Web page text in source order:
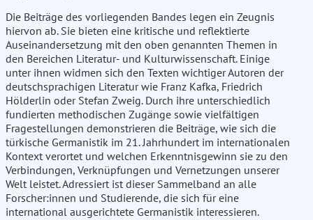
Die Beiträge des vorliegenden Bandes legen ein Zeugnis
hiervon ab. Sie bieten eine kritische und reflektierte
Auseinandersetzung mit den oben genannten Themen in
den Bereichen Literatur- und Kulturwissenschaft. Einige
unter ihnen widmen sich den Texten wichtiger Autoren der
deutschsprachigen Literatur wie Franz Kafka, Friedrich
Hölderlin oder Stefan Zweig. Durch ihre unterschiedlich
fundierten methodischen Zugänge sowie vielfältigen
Fragestellungen demonstrieren die Beiträge, wie sich die
türkische Germanistik im 21. Jahrhundert im internationalen
Kontext verortet und welchen Erkenntnisgewinn sie zu den
Verbindungen, Verknüpfungen und Vernetzungen unserer
Welt leistet. Adressiert ist dieser Sammelband an alle
Forscher:innen und Studierende, die sich für eine
international ausgerichtete Germanistik interessieren.